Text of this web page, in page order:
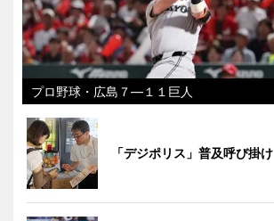
プロ野球・広島７―１１巨人
「デジポリス」普及呼び掛け